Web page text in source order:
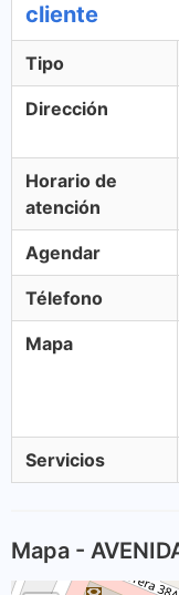
cliente
Tipo
Dirección
Horario de
atención
Agendar
Télefono
Mapa
Servicios
Mapa -